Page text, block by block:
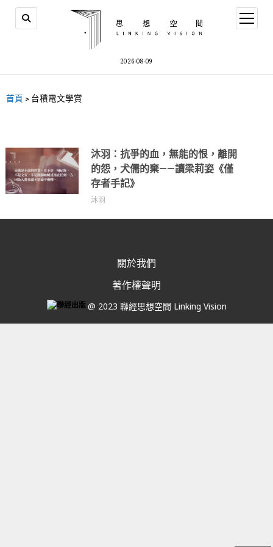
2026-08-09
首頁 > 台積電文學賞
沐羽：抗爭的血，無能的恨，離開
的怨，犬儒的棄——讀梁莉姿《僅
存者手記》
沐羽
關於我們
著作權聲明
@ 2023 聯經思想空間 Linking Vision